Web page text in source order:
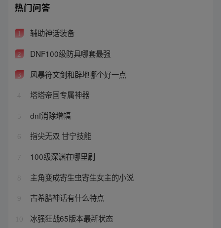
热门问答
1 辅助神话装备
2 DNF100级防具哪套最强
3 风暴符文剑和辟地哪个好一点
4 塔塔帝国专属神器
5 dnf消除增幅
6 指尖无双 甘宁技能
7 100级深渊在哪里刷
8 主角变成寄生虫寄生女主的小说
9 古希腊神话有什么特点
10 冰强狂战65版本最新状态